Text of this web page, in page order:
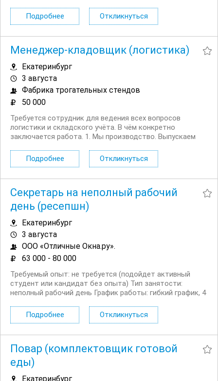
знакомого и т.д.) Прямой работодатель! Условия
работы: 2 640р. за дневную смену и 2 970 руб/смена за...
Подробнее Откликнуться
Менеджер-кладовщик (логистика)
Екатеринбург
3 августа
Фабрика трогательных стендов
50 000
Требуется сотрудник для ведения всех вопросов
логистики и складского учёта. В чём конкретно
заключается работа. 1. Мы производство. Выпускаем
клиентов доставлять сырье, а им отправлять готовые
заказы. Необходимо с помощью разных транспортных...
Подробнее Откликнуться
Секретарь на неполный рабочий
день (ресепшн)
Екатеринбург
3 августа
ООО «Отличные Окна.ру».
63 000 - 80 000
Требуемый опыт: не требуется (подойдет активный
студент или кандидат без опыта) Тип занятости:
неполный рабочий день График работы: гибкий график, 4
с 10:00 до 14:00 или с 13:00 до 18:00) Обязанности: Прием
входящих телефонных звонков,...
Подробнее Откликнуться
Повар (комплектовщик готовой
еды)
Екатеринбург